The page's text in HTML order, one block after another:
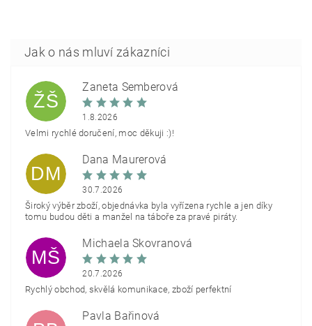
ŽŠ
Žaneta Šemberová
1.8.2026
Velmi rychlé doručení, moc děkuji :)!
DM
Dana Maurerová
30.7.2026
Široký výběr zboží, objednávka byla vyřízena rychle a jen díky
tomu budou děti a manžel na táboře za pravé piráty.
MŠ
Michaela Škovranová
20.7.2026
Rychlý obchod, skvělá komunikace, zboží perfektní
Pavla Bařinová